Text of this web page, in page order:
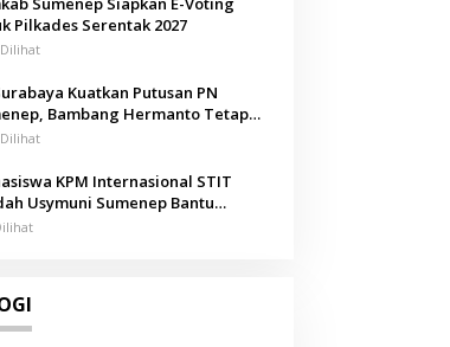
Pilkades Serentak 2027
Kuatkan Putusan PN
Bambang Hermanto Tetap
Pemilik Sah Tanah di
KPM Internasional STIT
Usymuni Sumenep Bantu
Jenazah WNI di Malaysia